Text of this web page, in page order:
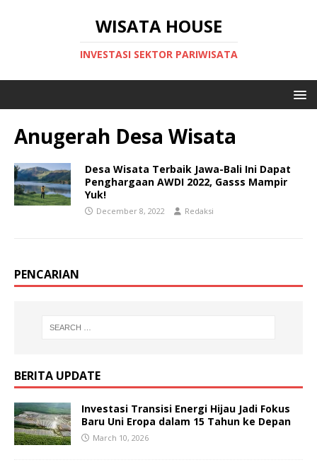
WISATA HOUSE
INVESTASI SEKTOR PARIWISATA
Anugerah Desa Wisata
Desa Wisata Terbaik Jawa-Bali Ini Dapat
Penghargaan AWDI 2022, Gasss Mampir
Yuk!
December 8, 2022 Redaksi
PENCARIAN
BERITA UPDATE
Investasi Transisi Energi Hijau Jadi Fokus
Baru Uni Eropa dalam 15 Tahun ke Depan
March 10, 2026